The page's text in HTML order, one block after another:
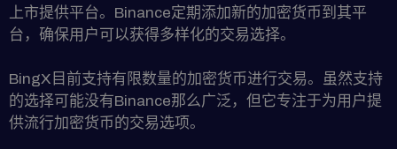
上市提供平台。Binance定期添加新的加密货币到其平
台，确保用户可以获得多样化的交易选择。
BingX目前支持有限数量的加密货币进行交易。虽然支持
的选择可能没有Binance那么广泛，但它专注于为用户提
供流行加密货币的交易选项。